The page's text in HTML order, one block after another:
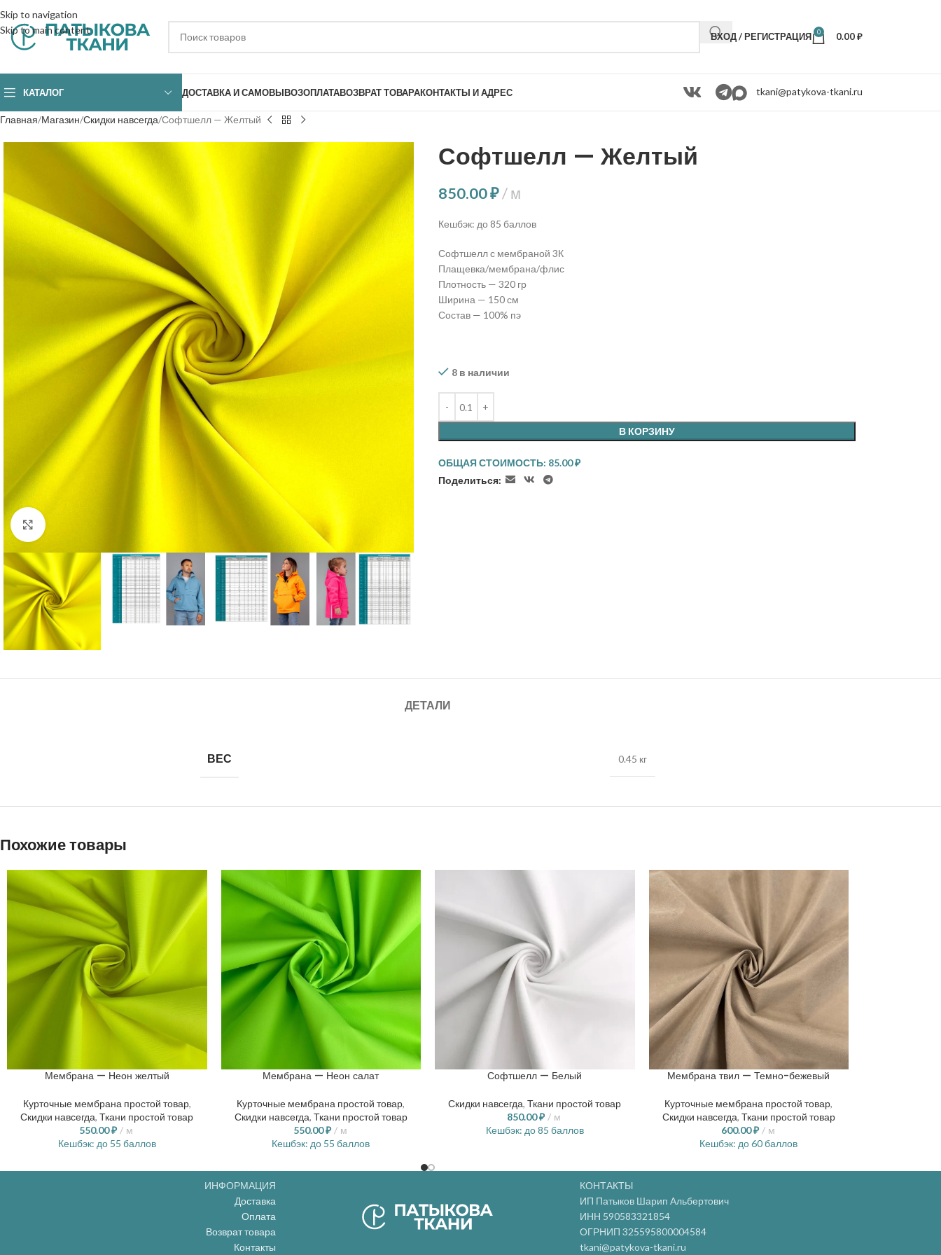
Skip to navigation
Skip to main content
ВХОД / РЕГИСТРАЦИЯ 0 0.00₽
КАТАЛОГ ДОСТАВКА И САМОВЫВОЗОПЛАТАВОЗВРАТ ТОВАРАКОНТАКТЫ И АДРЕС tkani@patykova-tkani.ru
Главная Магазин Скидки навсегда Софтшелл — Желтый
Софтшелл — Желтый
850.00₽ м
Кешбэк: до 85 баллов
Софтшелл с мембраной 3К
Плащевка/мембрана/флис
Плотность — 320 гр
Ширина — 150 см
Состав — 100% пэ
8 в наличии
В КОРЗИНУ
ОБЩАЯ СТОИМОСТЬ: 85.00₽
Поделиться:
ДЕТАЛИ
ВЕС 0.45 кг
Похожие товары
Мембрана — Неон желтый
Курточные мембрана простой товар,
Скидки навсегда,Ткани простой товар
550.00₽
м
Кешбэк: до 55 баллов
Мембрана — Неон салат
Курточные мембрана простой товар,
Скидки навсегда, Ткани простой товар
550.00₽
м
Кешбэк: до 55 баллов
Софтшелл — Белый
Скидки навсегда,Ткани простой товар
850.00₽
м
Кешбэк: до 85 баллов
Мембрана твил — Темно-бежевый
Курточные мембрана простой товар,
Скидки навсегда, Ткани простой товар
600.00₽
м
Кешбэк: до 60 баллов
ИНФОРМАЦИЯ
Доставка
Оплата
Возврат товара
Контакты
КОНТАКТЫ
ИП Патыков Шарип Альбертович
ИНН 590583321854
ОГРНИП 325595800004584
tkani@patykova-tkani.ru